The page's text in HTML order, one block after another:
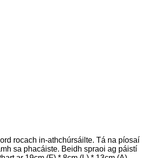
rocach in-athchúrsáilte. Tá na píosaí
sa phacáiste. Beidh spraoi ag páistí